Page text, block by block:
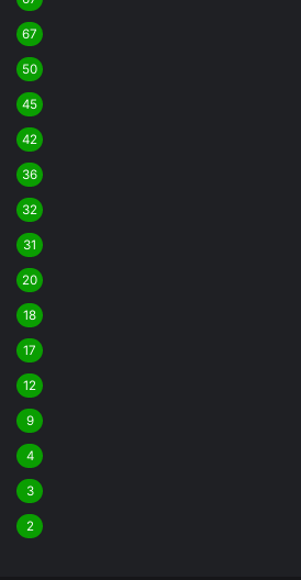
67
50
45
42
36
32
31
20
18
17
12
9
4
3
2